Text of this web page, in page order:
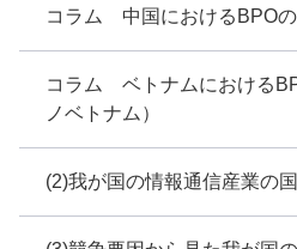
コラム 中国におけるBPO
コラム ベトナムにおける
ノベトナム）
(2)我が国の情報通信産業の